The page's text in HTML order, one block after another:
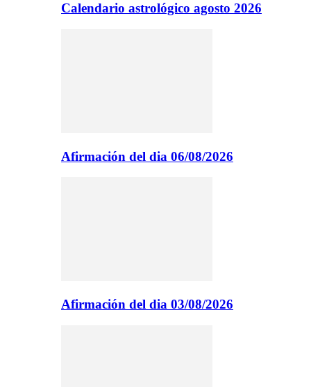
Calendario astrológico agosto 2026
Afirmación del dia 06/08/2026
Afirmación del dia 03/08/2026